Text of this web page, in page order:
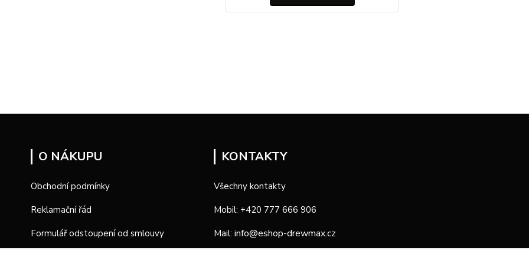
O NÁKUPU
Obchodní podmínky
Reklamační řád
Formulář odstoupení od smlouvy
KONTAKTY
Všechny kontakty
Mobil: +420 777 666 906
Mail: info@eshop-drewmax.cz